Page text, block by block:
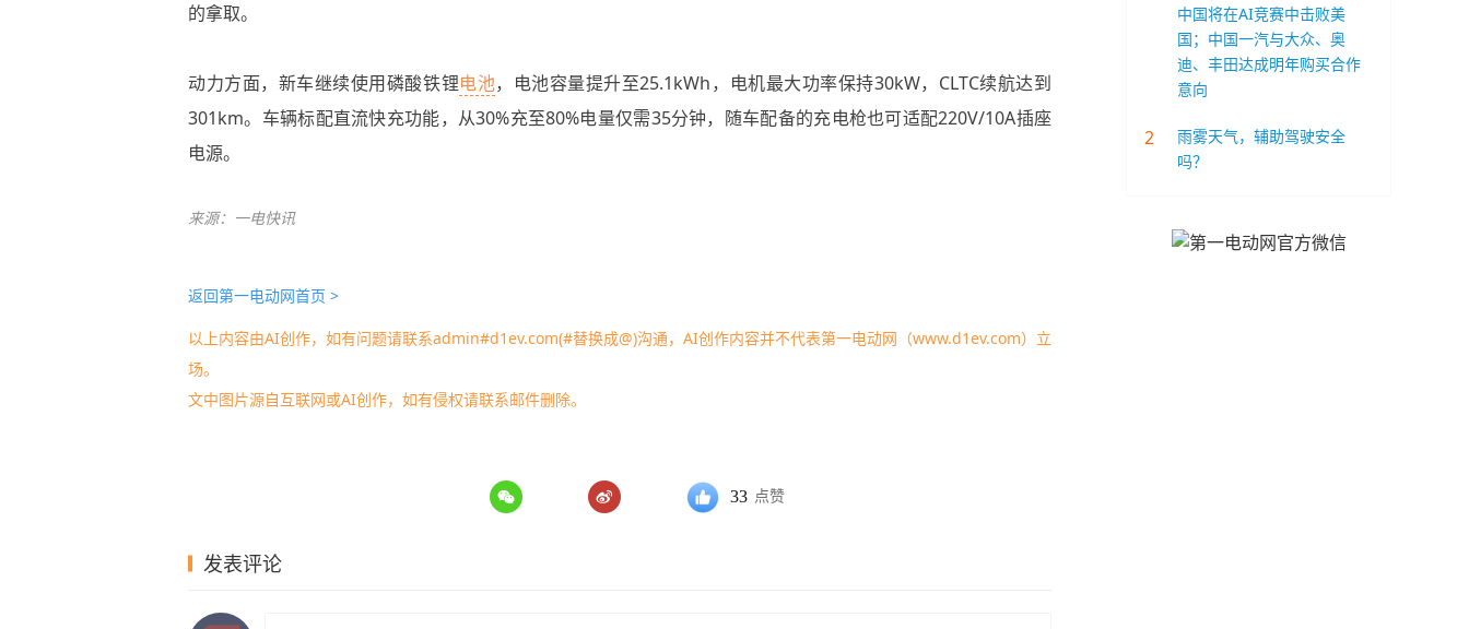
的拿取。
动力方面，新车继续使用磷酸铁锂电池，电池容量提升至25.1kWh，电机最大功率保持30kW，CLTC续航达到
301km。车辆标配直流快充功能，从30%充至80%电量仅需35分钟，随车配备的充电枪也可适配220V/10A插座
电源。
来源：一电快讯
返回第一电动网首页 >
以上内容由AI创作，如有问题请联系admin#d1ev.com(#替换成@)沟通，AI创作内容并不代表第一电动网（www.d1ev.com）立
场。
文中图片源自互联网或AI创作，如有侵权请联系邮件删除。
33 点赞
发表评论
中国将在AI竞赛中击败美
国；中国一汽与大众、奥
迪、丰田达成明年购买合作
意向
2
雨雾天气，辅助驾驶安全
吗？